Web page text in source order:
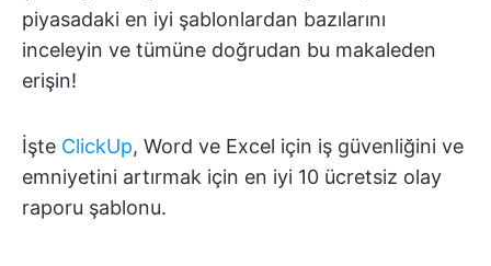
piyasadaki en iyi şablonlardan bazılarını
inceleyin ve tümüne doğrudan bu makaleden
erişin!
İşte ClickUp, Word ve Excel için iş güvenliğini ve
emniyetini artırmak için en iyi 10 ücretsiz olay
raporu şablonu.